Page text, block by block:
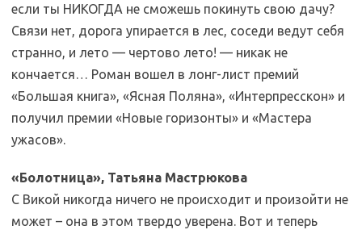
если ты НИКОГДА не сможешь покинуть свою дачу?
Связи нет, дорога упирается в лес, соседи ведут себя
странно, и лето — чертово лето! — никак не
кончается… Роман вошел в лонг-лист премий
«Большая книга», «Ясная Поляна», «Интерпресскон» и
получил премии «Новые горизонты» и «Мастера
ужасов».
«Болотница», Татьяна Мастрюкова
С Викой никогда ничего не происходит и произойти не
может – она в этом твердо уверена. Вот и теперь